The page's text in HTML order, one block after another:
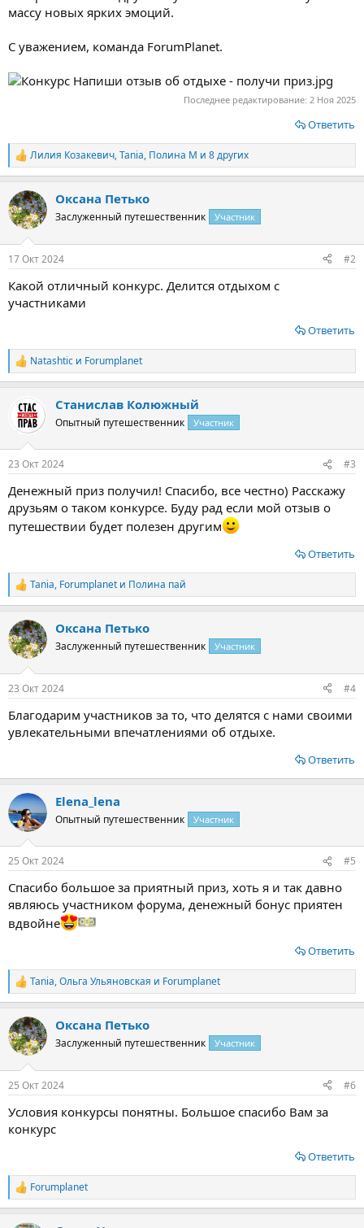
массу новых ярких эмоций.
С уважением, команда ForumPlanet.
Последнее редактирование: 2 Ноя 2025
Ответить
Р
е
к
ц
и
Лилия Козакевич,Tania, Полина М и 8 других
Оксана Петько
Заслуженный путешественник Участник
17 Окт 2024 #2
Какой отличный конкурс. Делится отдыхом с
участниками
Ответить
Р
е
к
ц
и
Natashtic и Forumplanet
Станислав Колюжный
Опытный путешественник Участник
23 Окт 2024 #3
Денежный приз получил! Спасибо, все честно) Расскажу
друзьям о таком конкурсе. Буду рад если мой отзыв о
путешествии будет полезен другим
Ответить
Р
е
к
ц
и
Tania, Forumplanet и Полина пай
Оксана Петько
Заслуженный путешественник Участник
23 Окт 2024 #4
Благодарим участников за то, что делятся с нами своими
увлекательными впечатлениями об отдыхе.
Ответить
Elena_lena
Опытный путешественник Участник
25 Окт 2024 #5
Спасибо большое за приятный приз, хоть я и так давно
являюсь участником форума, денежный бонус приятен
вдвойне
Ответить
Р
е
к
ц
и
Tania,Ольга Ульяновская и Forumplanet
Оксана Петько
Заслуженный путешественник Участник
25 Окт 2024 #6
Условия конкурсы понятны. Большое спасибо Вам за
конкурс
Ответить
Р
е
Forumplanet